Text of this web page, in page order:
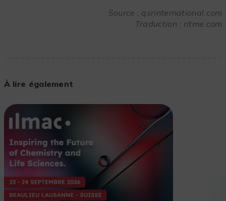
Source : qsrinternational.com
Traduction : ritme.com
À lire également